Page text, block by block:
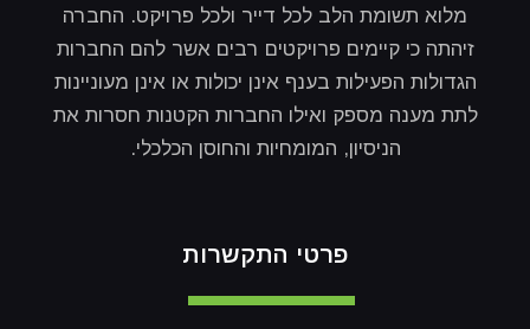
מלוא תשומת הלב לכל דייר ולכל פרויקט. החברה
זיהתה כי קיימים פרויקטים רבים אשר להם החברות
הגדולות הפעילות בענף אינן יכולות או אינן מעוניינות
לתת מענה מספק ואילו החברות הקטנות חסרות את
הניסיון, המומחיות והחוסן הכלכלי.
פרטי התקשרות